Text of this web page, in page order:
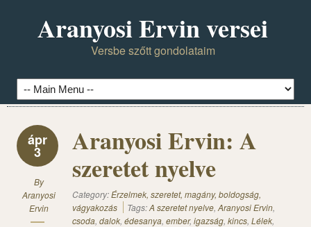
Aranyosi Ervin versei
Versbe szőtt gondolataim
ápr
3
By
Aranyosi
Ervin
Aranyosi Ervin: A
szeretet nyelve
Category:Érzelmek, szeretet, magány, boldogság,
vágyakozás
Tags:A szeretet nyelve, Aranyosi Ervin,
csoda, dalok, édesanya, ember, igazság, kincs, Lélek,